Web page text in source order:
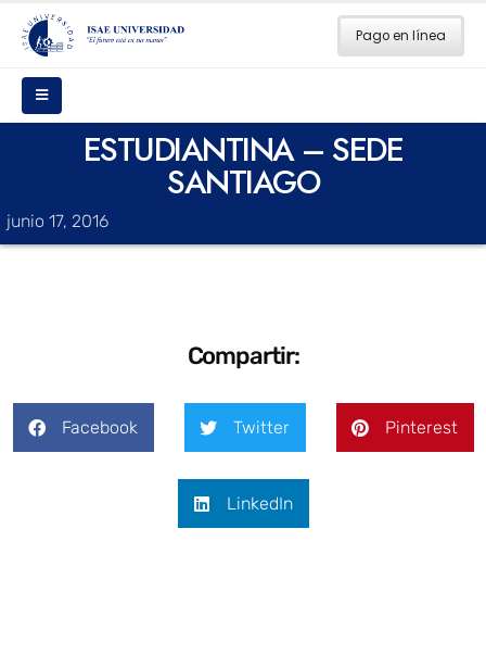
Pago en línea
ESTUDIANTINA – SEDE
SANTIAGO
junio 17, 2016
Compartir:
Facebook Twitter Pinterest
LinkedIn